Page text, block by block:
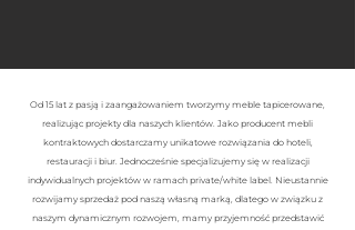
Od 15 lat z pasją i zaangażowaniem tworzymy meble tapicerowane,
realizując projekty dla naszych klientów. Jako producent mebli
kontraktowych dostarczamy unikatowe rozwiązania do hoteli,
restauracji i biur. Jednocześnie specjalizujemy się w realizacji
indywidualnych projektów w ramach private/white label. Nieustannie
rozwijamy sprzedaż pod naszą własną marką, dlatego w związku z
naszym dynamicznym rozwojem, mamy przyjemność przedstawić